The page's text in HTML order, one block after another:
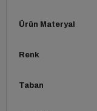
Ürün Materyal
Renk
Taban